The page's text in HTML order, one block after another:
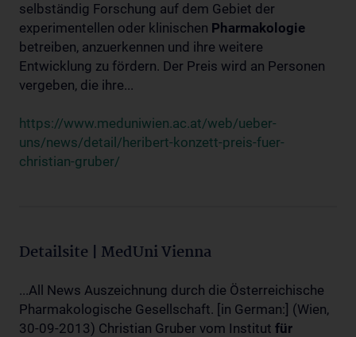
selbständig Forschung auf dem Gebiet der
experimentellen oder klinischen Pharmakologie
betreiben, anzuerkennen und ihre weitere
Entwicklung zu fördern. Der Preis wird an Personen
vergeben, die ihre...
https://www.meduniwien.ac.at/web/ueber-
uns/news/detail/heribert-konzett-preis-fuer-
christian-gruber/
Detailsite | MedUni Vienna
...All News Auszeichnung durch die Österreichische
Pharmakologische Gesellschaft. [in German:] (Wien,
30-09-2013) Christian Gruber vom Institut für